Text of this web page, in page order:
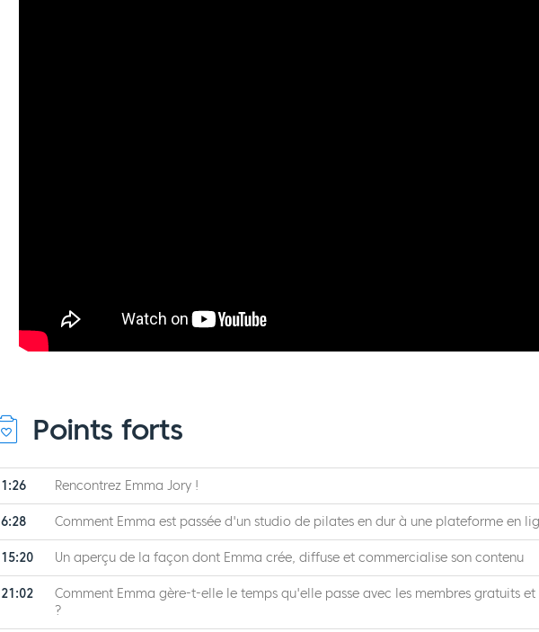
Points forts
1:26 Rencontrez Emma Jory !
6:28 Comment Emma est passée d'un studio de pilates en dur à une plateforme en
15:20 Un aperçu de la façon dont Emma crée, diffuse et commercialise son contenu
21:02
Comment Emma gère-t-elle le temps qu'elle passe avec les membres gratuits
?